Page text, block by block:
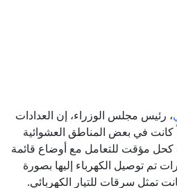
ترامب يتحدث عن نهاية
الحرس الثوري حسم اتفاق
8 أشخاص في تايلند
محتمل في هرمز يختبر استعداد
ترمب للتنازل
متى تنتهى تظلمات الثانوية العامة 2026؟..
، رئيس مجلس الوزراء، إن العدادات
كانت في بعض المناطق العشوائية
كحل مؤقت للتعامل مع أوضاع قائمة
تم توصيل الكهرباء إليها بصورة
تمثل سرقات للتيار الكهربائي.